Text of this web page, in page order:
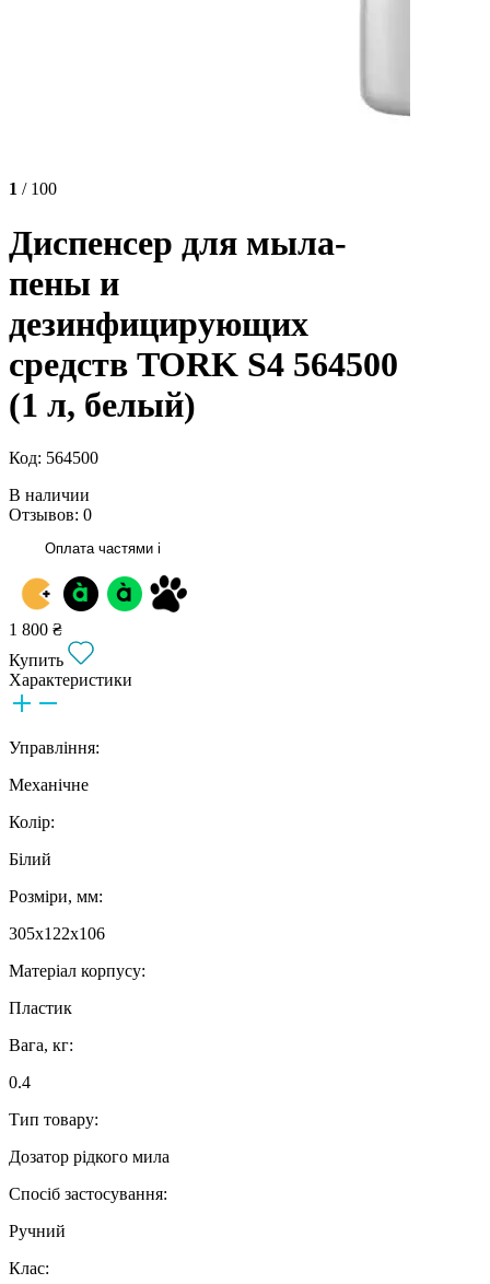
1 / 100
Диспенсер для мыла-
пены и
дезинфицирующих
средств TORK S4 564500
(1 л, белый)
Код: 564500
В наличии
Отзывов: 0
Оплата частями i
1 800 ₴
Купить
Характеристики
Управління:
Механічне
Колір:
Білий
Розміри, мм:
305x122x106
Матеріал корпусу:
Пластик
Вага, кг:
0.4
Тип товару:
Дозатор рідкого мила
Спосіб застосування:
Ручний
Клас: